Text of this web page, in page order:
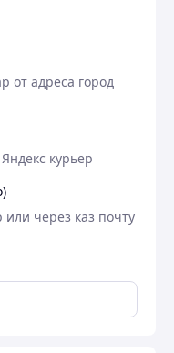
от адреса город
курьер
через каз почту